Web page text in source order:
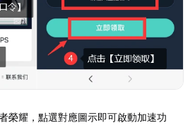
榮耀，點選對應圖示即可啟動加速功